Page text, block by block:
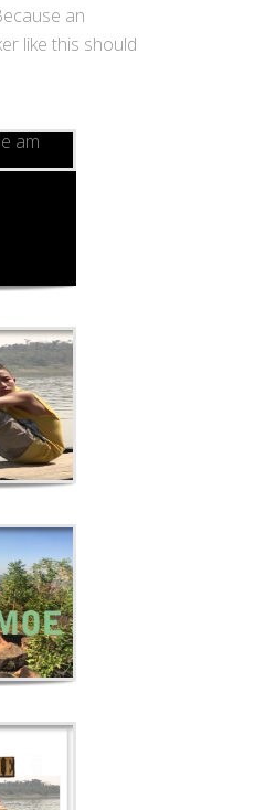
an
like this should